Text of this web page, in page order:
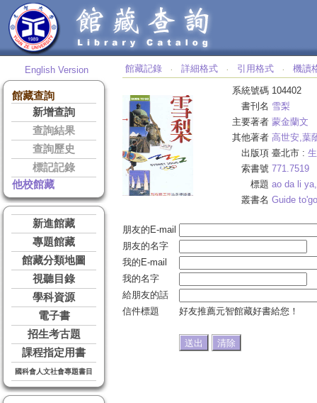
English Version
館藏查詢
新增查詢
查詢結果
查詢歷史
標記記錄
他校館藏
新進館藏
專題館藏
館藏分類地圖
視聽目錄
學科資源
電子書
招生考古題
課程指定用書
國科會人文社會專題書目
館藏記錄 ‧ 詳細格式 ‧ 引用格式 ‧ 機讀
系統號碼 104402
書刊名 雪梨
主要著者 蒙金蘭文
其他著者 高世安,葉
出版項 臺北市 :
索書號 771.7519
標題 ao da li
叢書名 Guide to'go
朋友的E-mail
朋友的名字
我的E-mail
我的名字
給朋友的話
信件標題
好友推薦元智館藏好書給您！